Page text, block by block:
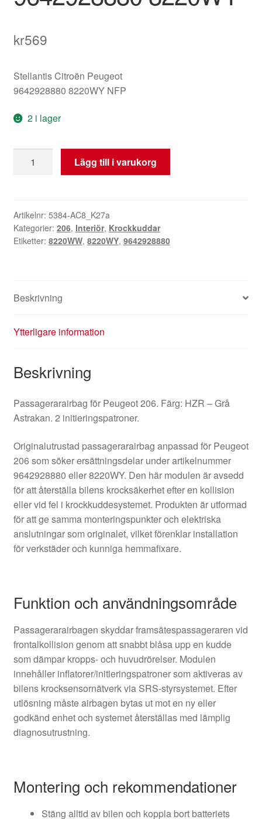
kr569
Stellantis Citroën Peugeot
9642928880 8220WY NFP
2 i lager
Passagerarairbag
Peugeot
8220WY
mängd
Lägg till i varukorg
Artikelnr: 5384-AC8_K27a
Kategorier: 206, Interiör, Krockkuddar
Etiketter: 8220WW, 8220WY, 9642928880
Beskrivning
Ytterligare information
Beskrivning
Passagerarairbag för Peugeot 206. Färg: HZR – Grå
Astrakan. 2 initieringspatroner.
Originalutrustad passagerarairbag anpassad för Peugeot
206 som söker ersättningsdelar under artikelnummer
9642928880 eller 8220WY. Den här modulen är avsedd
för att återställa bilens krocksäkerhet efter en kollision
eller vid fel i krockkuddesystemet. Produkten är utformad
för att ge samma monteringspunkter och elektriska
anslutningar som originalet, vilket förenklar installation
för verkstäder och kunniga hemmafixare.
Funktion och användningsområde
Passagerarairbagen skyddar framsätespassageraren vid
frontalkollision genom att snabbt blåsa upp en kudde
som dämpar kropps- och huvudrörelser. Modulen
innehåller inflatorer/initieringspatroner som aktiveras av
bilens krocksensornätverk via SRS-styrsystemet. Efter
utlösning måste airbagen bytas ut mot en ny eller
godkänd enhet och systemet återställas med lämplig
diagnosutrustning.
Montering och rekommendationer
Stäng alltid av bilen och koppla bort batteriets